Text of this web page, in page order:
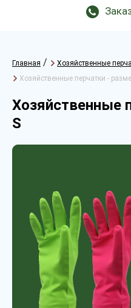
Главная / Хозяйственные
Хозяйственные перчатки -
Хозяйственные
S